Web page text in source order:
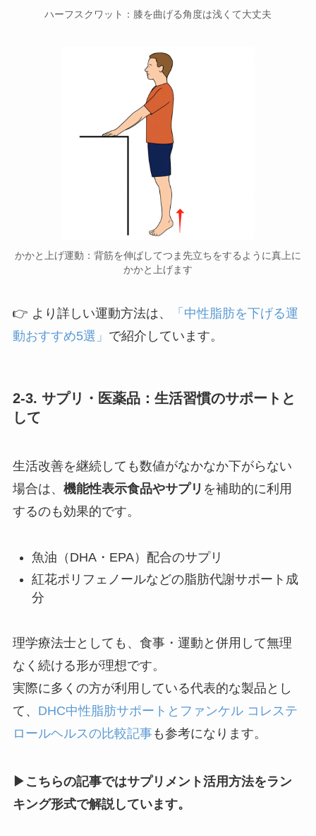
ハーフスクワット：膝を曲げる角度は浅くて大丈夫
かかと上げ運動：背筋を伸ばしてつま先立ちをするように真上に
かかと上げます
👉 より詳しい運動方法は、
「中性脂肪を下げる運
動おすすめ5選」 で紹介しています。
2-3. サプリ・医薬品：生活習慣のサポートと
して
生活改善を継続しても数値がなかなか下がらない
場合は、 機能性表示食品やサプリ を補助的に利用
するのも効果的です。
魚油（DHA・EPA）配合のサプリ
紅花ポリフェノールなどの脂肪代謝サポート成
分
理学療法士としても、食事・運動と併用して無理
なく続ける形が理想です。
実際に多くの方が利用している代表的な製品とし
て、 DHC中性脂肪サポートとファンケル コレステ
ロールヘルスの比較記事も参考になります。
▶こちらの記事ではサプリメント活用方法をラン
キング形式で解説しています。